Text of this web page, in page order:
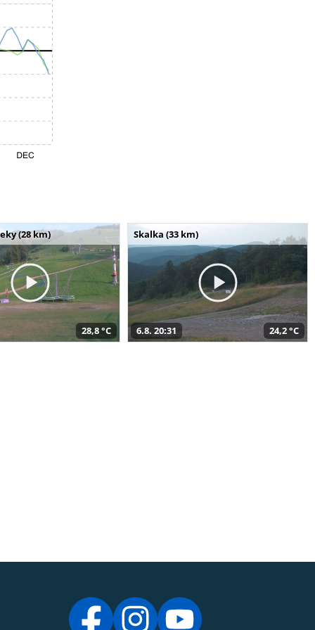
(28 km)
28,8 °C
Skalka (33 km)
6.8. 20:31 24,2 °C